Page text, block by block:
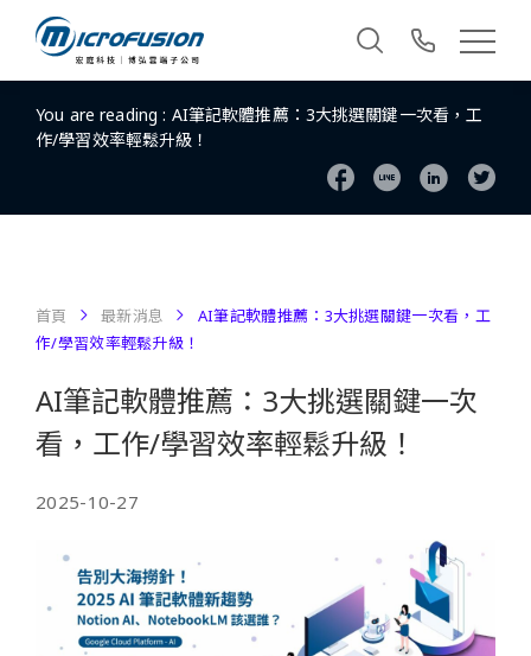
You are reading : AI筆記軟體推薦：3大挑選關鍵一次看，工
作/學習效率輕鬆升級！
首頁 最新消息
AI筆記軟體推薦：3大挑選關鍵一次看，工
作/學習效率輕鬆升級！
AI筆記軟體推薦：3大挑選關鍵一次
看，工作/學習效率輕鬆升級！
2025-10-27